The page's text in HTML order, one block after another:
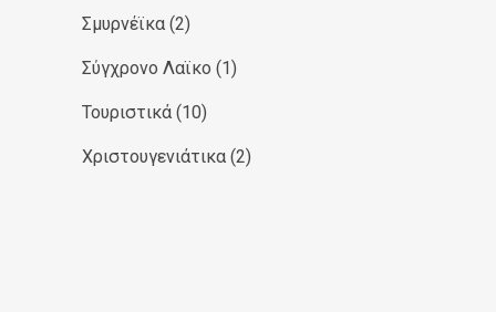
Σμυρνέϊκα (2)
Σύγχρονο Λαϊκο (1)
Τουριστικά (10)
Χριστουγενιάτικα (2)